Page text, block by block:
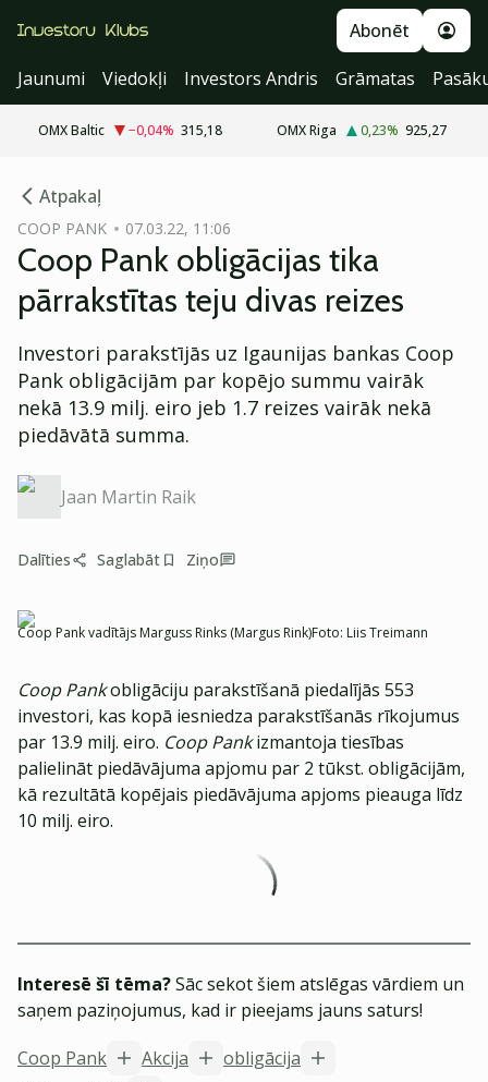
Abonēt
Jaunumi
Viedokļi Investors Andris Grāmatas
OMX Baltic −0,04% 315,18 OMX Riga 0,23% 925,27
Atpakaļ
COOP PANK 07.03.22, 11:06
Coop Pank obligācijas tika
pārrakstītas teju divas reizes
Investori parakstījās uz Igaunijas bankas Coop
Pank obligācijām par kopējo summu vairāk
nekā 13.9 milj. eiro jeb 1.7 reizes vairāk nekā
piedāvātā summa.
Jaan Martin Raik
Dalīties Saglabāt Ziņo
Coop Pank vadītājs Marguss Rinks (Margus Rink)Foto: Liis Treimann
Coop Pankobligāciju parakstīšanā piedalījās 553
investori, kas kopā iesniedza parakstīšanās rīkojumus
par 13.9 milj. eiro. Coop Pankizmantoja tiesības
palielināt piedāvājuma apjomu par 2 tūkst. obligācijām,
kā rezultātā kopējais piedāvājuma apjoms pieauga līdz
10 milj. eiro.
Interesē šī tēma?Sāc sekot šiem atslēgas vārdiem un
saņem paziņojumus, kad ir pieejams jauns saturs!
Coop Pank
Akcija
obligācija